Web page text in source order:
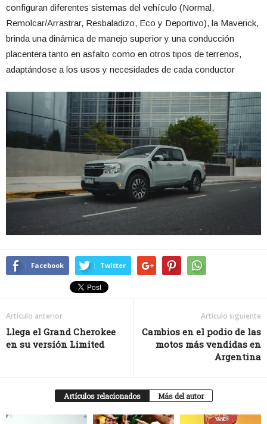
configuran diferentes sistemas del vehículo (Normal,
Remolcar/Arrastrar, Resbaladizo, Eco y Deportivo), la Maverick,
brinda una dinámica de manejo superior y una conducción
placentera tanto en asfalto como en otros tipos de terrenos,
adaptándose a los usos y necesidades de cada conductor
Facebook Twitter
Artículo anterior
Llega el Grand Cherokee
en su versión Limited
Artículo siguiente
Cambios en el podio de las
motos más vendidas en
Argentina
Artículos relacionados Más del autor